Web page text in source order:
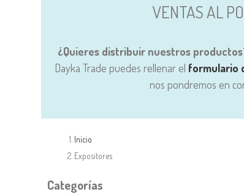
VENTAS AL
¿Quieres distribuir nuestros
Dayka Trade puedes rellenar el formulario
nos pondremos en
Inicio
Expositores
Categorías